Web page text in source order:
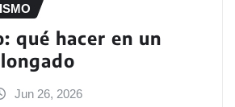
qué hacer en un
Jun 26, 2026